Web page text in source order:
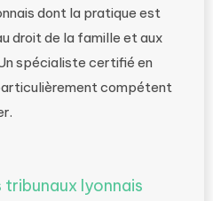
dont la pratique est
droit de la famille et aux
spécialiste certifié en
compétent
tribunaux lyonnais